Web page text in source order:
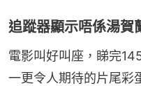
追蹤器顯示唔係湯賀
電影叫好叫座，睇完
一更令人期待的片尾彩